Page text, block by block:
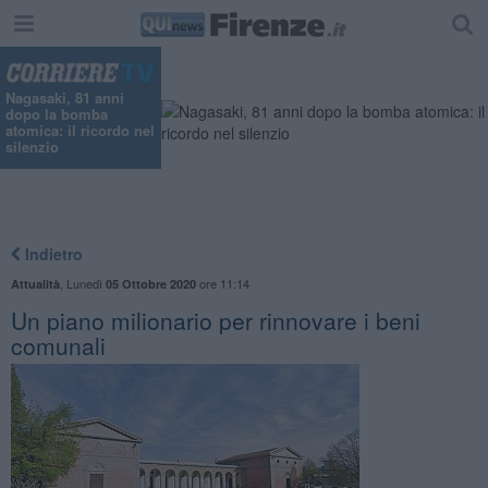
Nagasaki, 81 anni
dopo la bomba
atomica: il ricordo nel
silenzio
Indietro
Attualità Lunedì 05 Ottobre 2020ore 11:14
Un piano milionario per rinnovare i beni
comunali